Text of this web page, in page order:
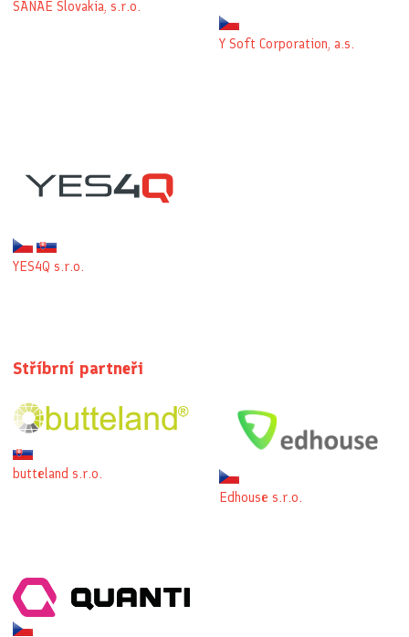
SANAE Slovakia, s.r.o.
Y Soft Corporation, a.s.
YES4Q s.r.o.
Stříbrní partneři
butteland s.r.o.
Edhouse s.r.o.